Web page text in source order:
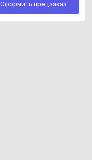
Оформить предзаказ